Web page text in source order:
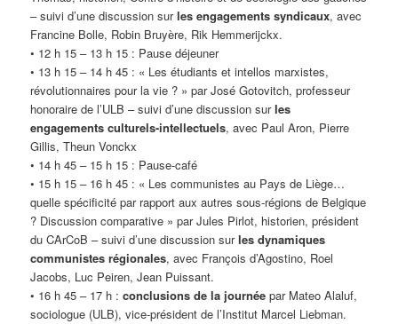
– suivi d’une discussion surles engagements syndicaux, avec
Francine Bolle, Robin Bruyère, Rik Hemmerijckx.
• 12 h 15 – 13 h 15 : Pause déjeuner
• 13 h 15 – 14 h 45 : « Les étudiants et intellos marxistes,
révolutionnaires pour la vie ? » par José Gotovitch, professeur
honoraire de l’ULB – suivi d’une discussion surles
engagements culturels-intellectuels, avec Paul Aron, Pierre
Gillis, Theun Vonckx
• 14 h 45 – 15 h 15 : Pause-café
• 15 h 15 – 16 h 45 : « Les communistes au Pays de Liège…
quelle spécificité par rapport aux autres sous-régions de Belgique
? Discussion comparative » par Jules Pirlot, historien, président
du CArCoB – suivi d’une discussion surles dynamiques
communistes régionales, avec François d’Agostino, Roel
Jacobs, Luc Peiren, Jean Puissant.
• 16 h 45 – 17 h :conclusions de la journée par Mateo Alaluf,
sociologue (ULB), vice-président de l’Institut Marcel Liebman.